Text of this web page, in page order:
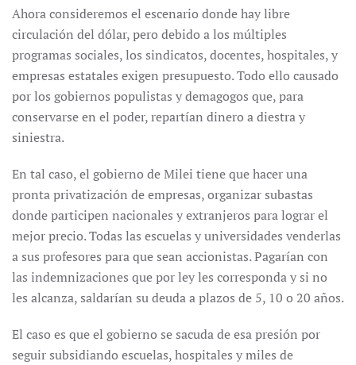
Ahora consideremos el escenario donde hay libre
circulación del dólar, pero debido a los múltiples
programas sociales, los sindicatos, docentes, hospitales, y
empresas estatales exigen presupuesto. Todo ello causado
por los gobiernos populistas y demagogos que, para
conservarse en el poder, repartían dinero a diestra y
siniestra.
En tal caso, el gobierno de Milei tiene que hacer una
pronta privatización de empresas, organizar subastas
donde participen nacionales y extranjeros para lograr el
mejor precio. Todas las escuelas y universidades venderlas
a sus profesores para que sean accionistas. Pagarían con
las indemnizaciones que por ley les corresponda y si no
les alcanza, saldarían su deuda a plazos de 5, 10 o 20 años.
El caso es que el gobierno se sacuda de esa presión por
seguir subsidiando escuelas, hospitales y miles de